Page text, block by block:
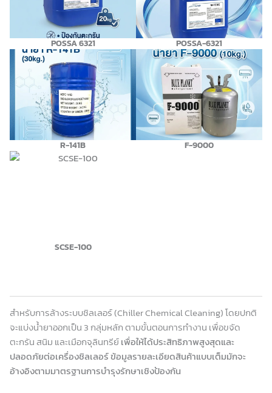
POSSA 6321 POSSA-6321
R-141B F-9000
SCSE-100
สำหรับการล้างระบบชิลเลอร์ (Chiller Chemical Cleaning) โดยปกติ
จะแบ่งน้ำยาออกเป็น 3 กลุ่มหลัก ตามขั้นตอนการทำงาน เพื่อขจัด
ตะกรัน สนิม และเมือกจุลินทรีย์เพื่อให้ได้ประสิทธิภาพสูงสุดและ
ปลอดภัยต่อเครื่องชิลเลอร์ ข้อมูลรายละเอียดสินค้าแบบเต็มมักจะ
อ้างอิงตามมาตรฐานการบำรุงรักษาเชิงป้องกัน